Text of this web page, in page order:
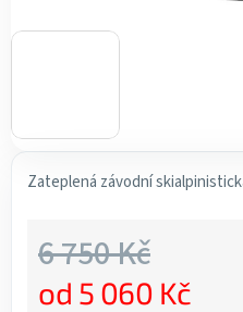
Zateplená závodní
6 750 Kč
od 5 060 Kč